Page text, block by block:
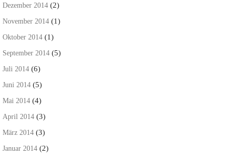
Dezember 2014 (2)
November 2014 (1)
Oktober 2014 (1)
September 2014 (5)
Juli 2014 (6)
Juni 2014 (5)
Mai 2014 (4)
April 2014 (3)
März 2014 (3)
Januar 2014 (2)